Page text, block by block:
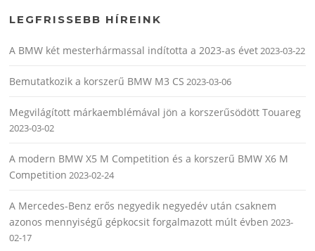
LEGFRISSEBB HÍREINK
A BMW két mesterhármassal indította a 2023-as évet 2023-03-22
Bemutatkozik a korszerű BMW M3 CS 2023-03-06
Megvilágított márkaemblémával jön a korszerűsödött Touareg
2023-03-02
A modern BMW X5 M Competition és a korszerű BMW X6 M
Competition 2023-02-24
A Mercedes-Benz erős negyedik negyedév után csaknem
azonos mennyiségű gépkocsit forgalmazott múlt évben 2023-
02-17